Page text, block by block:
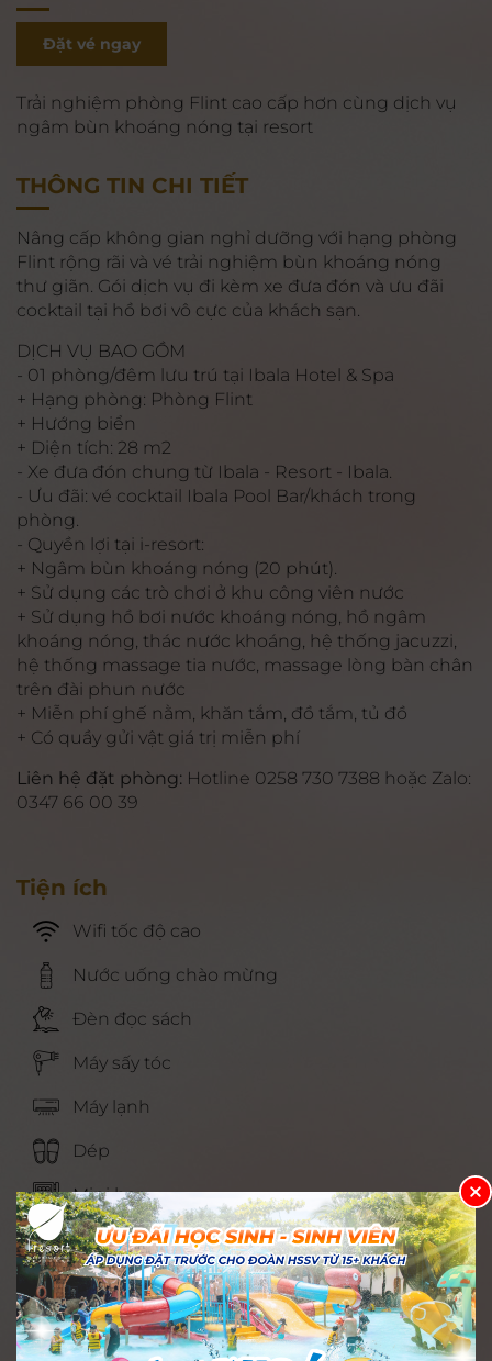
Đặt vé ngay
Trải nghiệm phòng Flint cao cấp hơn cùng dịch vụ
ngâm bùn khoáng nóng tại resort
THÔNG TIN CHI TIẾT
Nâng cấp không gian nghỉ dưỡng với hạng phòng
Flint rộng rãi và vé trải nghiệm bùn khoáng nóng
thư giãn. Gói dịch vụ đi kèm xe đưa đón và ưu đãi
cocktail tại hồ bơi vô cực của khách sạn.
DỊCH VỤ BAO GỒM
- 01 phòng/đêm lưu trú tại Ibala Hotel & Spa
+ Hạng phòng: Phòng Flint
+ Hướng biển
+ Diện tích: 28 m2
- Xe đưa đón chung từ Ibala - Resort - Ibala.
- Ưu đãi: vé cocktail Ibala Pool Bar/khách trong
phòng.
- Quyền lợi tại i-resort:
+ Ngâm bùn khoáng nóng (20 phút).
+ Sử dụng các trò chơi ở khu công viên nước
+ Sử dụng hồ bơi nước khoáng nóng, hồ ngâm
khoáng nóng, thác nước khoáng, hệ thống jacuzzi,
hệ thống massage tia nước, massage lòng bàn chân
trên đài phun nước
+ Miễn phí ghế nằm, khăn tắm, đồ tắm, tủ đồ
+ Có quầy gửi vật giá trị miễn phí
Liên hệ đặt phòng: Hotline 0258 730 7388 hoặc Zalo:
0347 66 00 39
Tiện ích
Wifi tốc độ cao
Nước uống chào mừng
Đèn đọc sách
Máy sấy tóc
Máy lạnh
Dép
Mini bar
Ấm đun nước
Bàn làm việc
Vệ sinh cá nhân